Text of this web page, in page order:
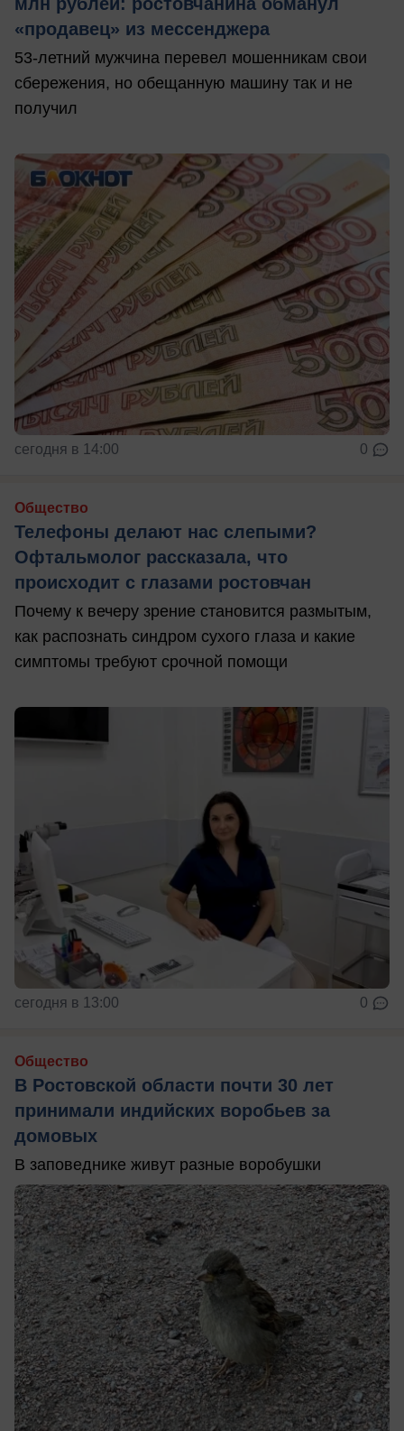
«продавец» из мессенджера
53-летний мужчина перевел мошенникам свои
сбережения, но обещанную машину так и не
получил
сегодня в 14:00 0
Общество
Телефоны делают нас слепыми?
Офтальмолог рассказала, что
происходит с глазами ростовчан
Почему к вечеру зрение становится размытым,
как распознать синдром сухого глаза и какие
симптомы требуют срочной помощи
сегодня в 13:00 0
Общество
В Ростовской области почти 30 лет
принимали индийских воробьев за
домовых
В заповеднике живут разные воробушки